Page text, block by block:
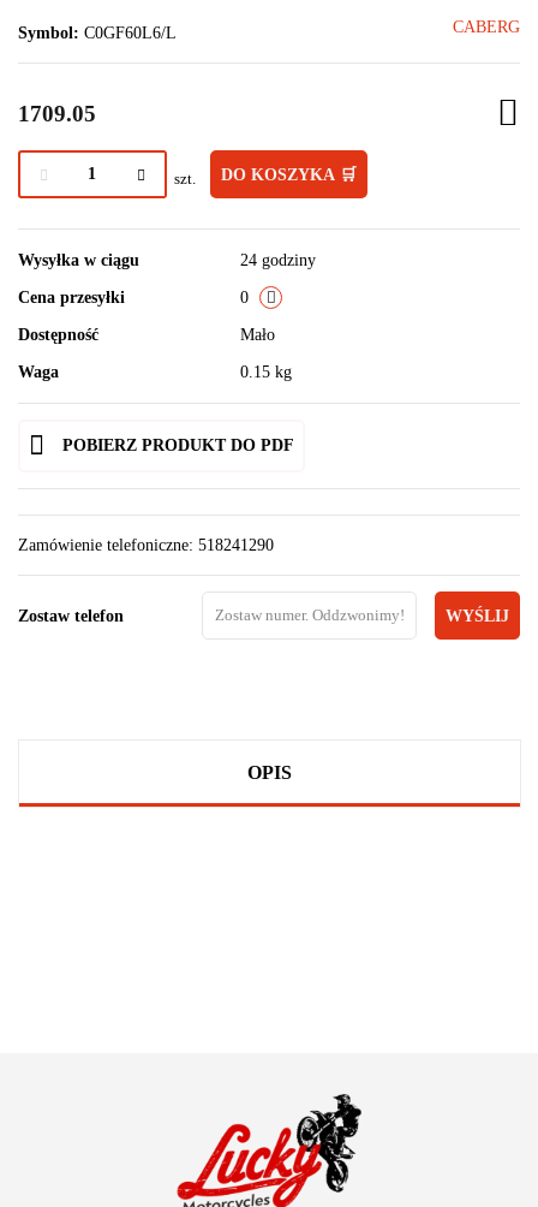
Symbol: C0GF60L6/L CABERG
1709.05
szt. DO KOSZYKA 🛒
Wysyłka w ciągu 24 godziny
Cena przesyłki 0
Dostępność Mało
Waga 0.15 kg
POBIERZ PRODUKT DO PDF
Zamówienie telefoniczne: 518241290
Zostaw telefon WYŚLIJ
OPIS